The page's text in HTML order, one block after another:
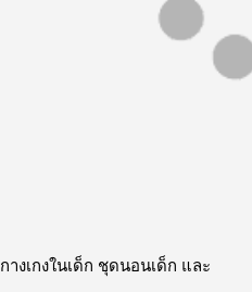
กางเกงในเด็ก ชุดนอนเด็ก และ